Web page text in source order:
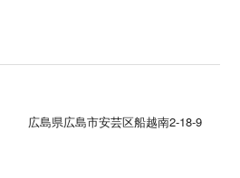
広島県広島市安芸区船越南2-18-9